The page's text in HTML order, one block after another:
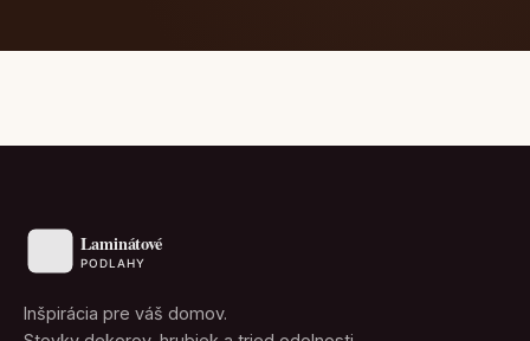
Inšpirácia pre váš domov.